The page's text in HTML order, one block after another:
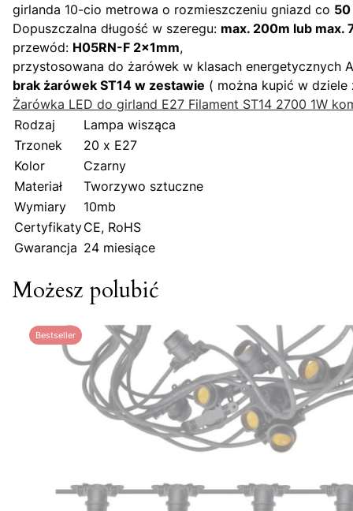
girlanda 10-cio metrowa o rozmieszczeniu gniazd co 50
Dopuszczalna długość w szeregu: max. 200m lub max.
przewód: H05RN-F 2x1mm,
przystosowana do żarówek w klasach energetycznych
brak żarówek ST14 w zestawie ( można kupić w dziele
Żarówka LED do girland E27 Filament ST14 2700 1W
Rodzaj
Lampa wisząca
Trzonek
20 x E27
Kolor
Czarny
Materiał
Tworzywo sztuczne
Wymiary
10mb
CertyfikatyCE, RoHS
Gwarancja 24 miesiące
Możesz polubić
Bestseller